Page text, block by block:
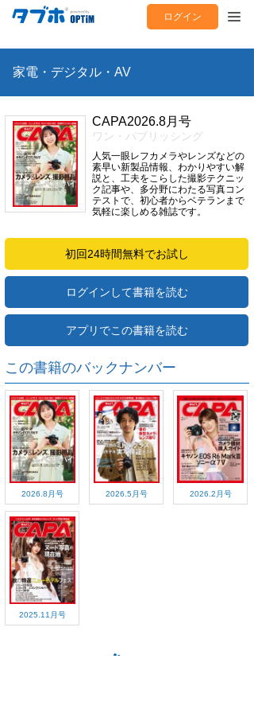
ログイン
家電・デジタル・AV
CAPA2026.8月号
ワン・パブリッシング
人気一眼レフカメラやレンズなどの
素早い新製品情報、わかりやすい解
説と、工夫をこらした撮影テクニッ
ク記事や、多分野にわたる写真コン
テストで、初心者からベテランまで
気軽に楽しめる雑誌です。
初回24時間無料でお試し
ログインして書籍を読む
アプリでこの書籍を読む
この書籍のバックナンバー
2026.8月号 2026.5月号 2026.2月号
2025.11月号